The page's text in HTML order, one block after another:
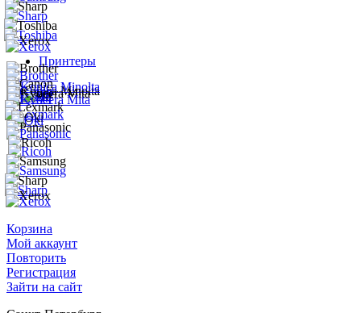
Принтеры
Корзина
Мой аккаунт
Повторить
Регистрация
Зайти на сайт